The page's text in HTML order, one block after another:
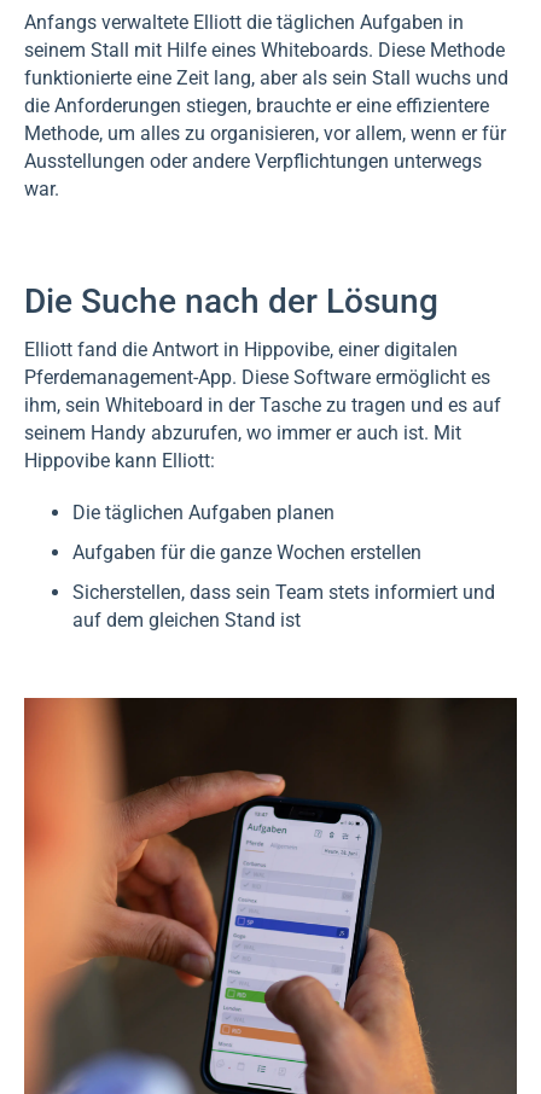
Anfangs verwaltete Elliott die täglichen Aufgaben in
seinem Stall mit Hilfe eines Whiteboards. Diese Methode
funktionierte eine Zeit lang, aber als sein Stall wuchs und
die Anforderungen stiegen, brauchte er eine effizientere
Methode, um alles zu organisieren, vor allem, wenn er für
Ausstellungen oder andere Verpflichtungen unterwegs
war.
Die Suche nach der Lösung
Elliott fand die Antwort in Hippovibe, einer digitalen
Pferdemanagement-App. Diese Software ermöglicht es
ihm, sein Whiteboard in der Tasche zu tragen und es auf
seinem Handy abzurufen, wo immer er auch ist. Mit
Hippovibe kann Elliott:
Die täglichen Aufgaben planen
Aufgaben für die ganze Wochen erstellen
Sicherstellen, dass sein Team stets informiert und
auf dem gleichen Stand ist